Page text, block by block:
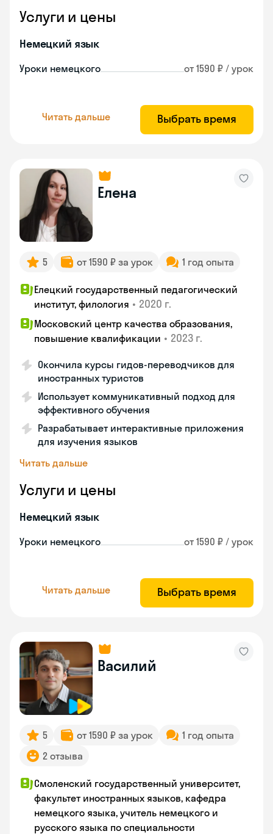
Услуги и цены
Немецкий язык
Уроки немецкого от 1590 ₽ / урок
Читать дальше Выбрать время
Елена
5 от 1590 ₽ за урок 1 год опыта
Елецкий государственный педагогический
институт, филология • 2020 г.
Московский центр качества образования,
повышение квалификации • 2023 г.
Окончила курсы гидов-переводчиков для
иностранных туристов
Использует коммуникативный подход для
эффективного обучения
Разрабатывает интерактивные приложения
для изучения языков
Читать дальше
Услуги и цены
Немецкий язык
Уроки немецкого от 1590 ₽ / урок
Читать дальше Выбрать время
Василий
5 от 1590 ₽ за урок
1 год опыта
2 отзыва
Смоленский государственный университет,
факультет иностранных языков, кафедра
немецкого языка, учитель немецкого и
русского языка по специальности